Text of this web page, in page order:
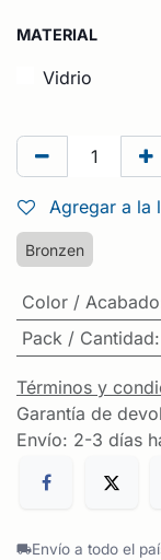
MATERIAL
Vidrio
Agregar a la
Bronzen
Color / Acabado
Pack / Cantidad:
Términos y
Garantía de
Envío: 2-3 días
Envío a todo el